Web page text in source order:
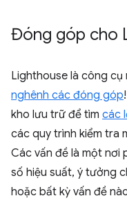
Đóng góp cho
Lighthouse là công
nghênh các đóng góp
kho lưu trữ để tìm các
các quy trình kiểm tra
Các vấn đề là một nơi
số hiệu suất, ý tưởng
hoặc bất kỳ vấn đề